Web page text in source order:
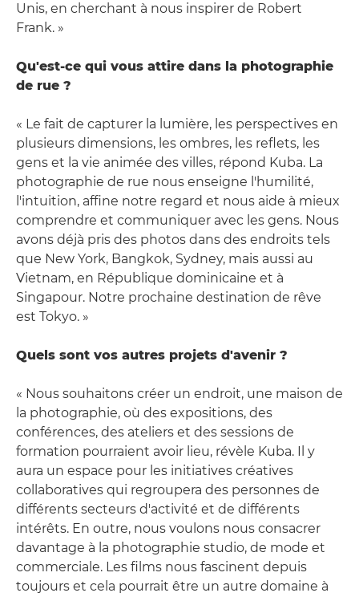
Unis, en cherchant à nous inspirer de Robert
Frank. »
Qu'est-ce qui vous attire dans la photographie
de rue ?
« Le fait de capturer la lumière, les perspectives en
plusieurs dimensions, les ombres, les reflets, les
gens et la vie animée des villes, répond Kuba. La
photographie de rue nous enseigne l'humilité,
l'intuition, affine notre regard et nous aide à mieux
comprendre et communiquer avec les gens. Nous
avons déjà pris des photos dans des endroits tels
que New York, Bangkok, Sydney, mais aussi au
Vietnam, en République dominicaine et à
Singapour. Notre prochaine destination de rêve
est Tokyo. »
Quels sont vos autres projets d'avenir ?
« Nous souhaitons créer un endroit, une maison de
la photographie, où des expositions, des
conférences, des ateliers et des sessions de
formation pourraient avoir lieu, révèle Kuba. Il y
aura un espace pour les initiatives créatives
collaboratives qui regroupera des personnes de
différents secteurs d'activité et de différents
intérêts. En outre, nous voulons nous consacrer
davantage à la photographie studio, de mode et
commerciale. Les films nous fascinent depuis
toujours et cela pourrait être un autre domaine à